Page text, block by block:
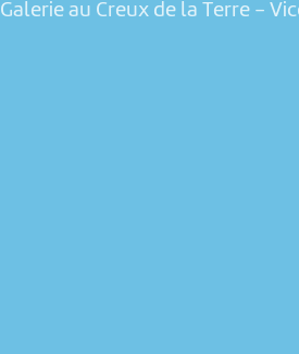
Galerie au Creux de la Terre -